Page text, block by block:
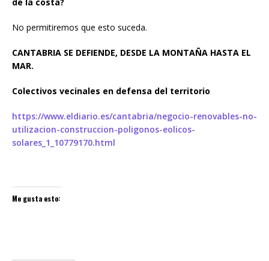
No permitiremos que esto suceda.
CANTABRIA SE DEFIENDE, DESDE LA MONTAÑA HASTA EL
MAR.
Colectivos vecinales en defensa del territorio
https://www.eldiario.es/cantabria/negocio-renovables-no-
utilizacion-construccion-poligonos-eolicos-
solares_1_10779170.html
Me gusta esto: